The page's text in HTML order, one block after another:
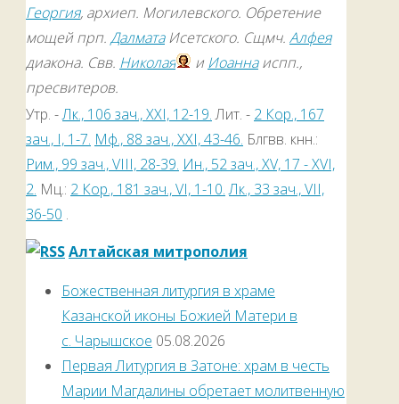
Георгия, архиеп. Могилевского. Обретение
мощей прп. ДалматаИсетского. Сщмч. Алфея
диакона. Свв. Николая и Иоаннаиспп.,
пресвитеров.
Утр. -Лк., 106 зач., XXI, 12-19.Лит. - 2 Кор., 167
зач., I, 1-7. Мф., 88 зач., XXI, 43-46. Блгвв. кнн.:
Рим., 99 зач., VIII, 28-39. Ин., 52 зач., XV, 17 - XVI,
2. Мц.: 2 Кор., 181 зач., VI, 1-10. Лк., 33 зач., VII,
36-50 .
Алтайская митрополия
Божественная литургия в храме
Казанской иконы Божией Матери в
с. Чарышское 05.08.2026
Первая Литургия в Затоне: храм в честь
Марии Магдалины обретает молитвенную